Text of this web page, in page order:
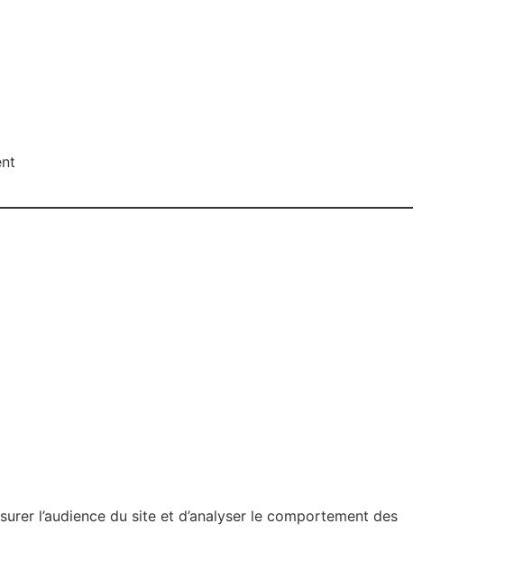
l’audience du site et d’analyser le comportement des